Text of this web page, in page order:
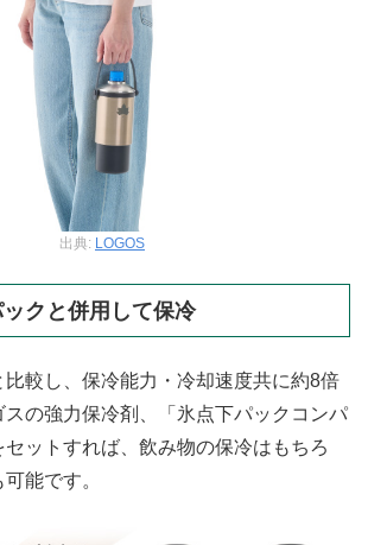
出典: LOGOS
クと併用して保冷
較し、保冷能力・冷却速度共に約8倍
の強力保冷剤、「氷点下パックコンパ
セットすれば、飲み物の保冷はもちろ
能です。